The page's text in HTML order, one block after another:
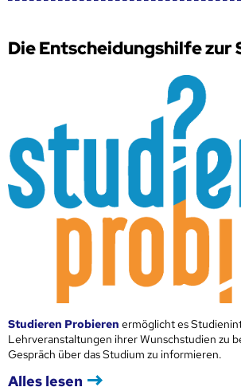
Die Entscheidungshilfe zur
Studieren Probieren ermöglicht es
Lehrveranstaltungen ihrer Wunschstudien zu
Gespräch über das Studium zu informieren.
Alles lesen